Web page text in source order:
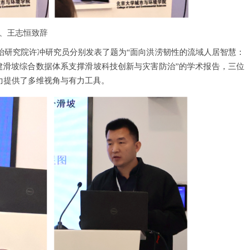
王志恒致辞
究院许冲研究员分别发表了题为“面向洪涝韧性的流域人居智慧：
坡综合数据体系支撑滑坡科技创新与灾害防治”的学术报告，三位
供了多维视角与有力工具。